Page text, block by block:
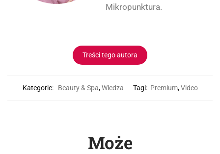
Mikropunktura.
Treści tego autora
Kategorie: Beauty & Spa,Wiedza Tagi: Premium,Video
Może